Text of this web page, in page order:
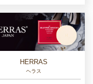
HERRAS
ヘラス